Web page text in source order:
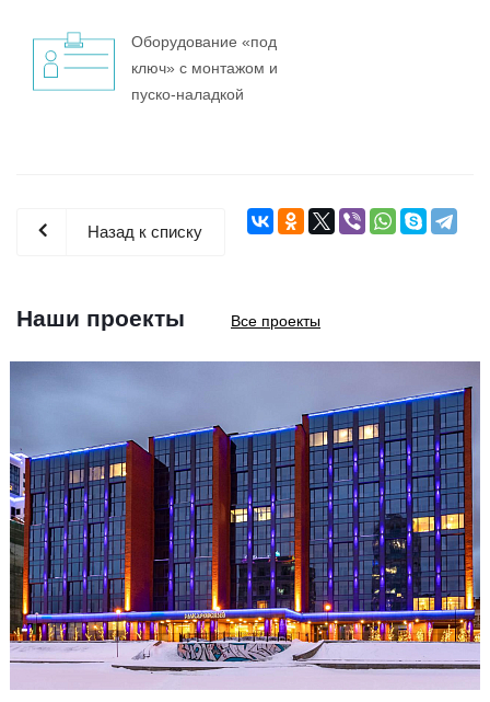
Оборудование «под
ключ» с монтажом и
пуско-наладкой
Назад к списку
Наши проекты Все проекты